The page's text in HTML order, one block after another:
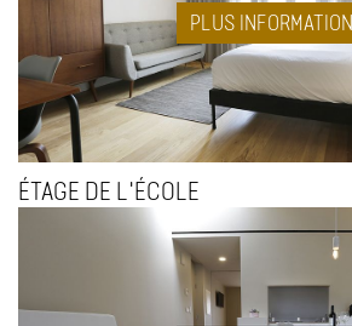
PLUS INFORMATION
ÉTAGE DE L'ÉCOLE